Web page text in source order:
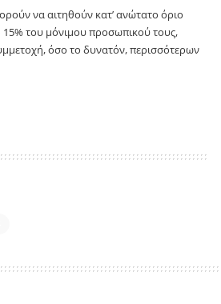
να αιτηθούν κατ’ ανώτατο όριο
του μόνιμου προσωπικού τους,
όσο το δυνατόν, περισσότερων